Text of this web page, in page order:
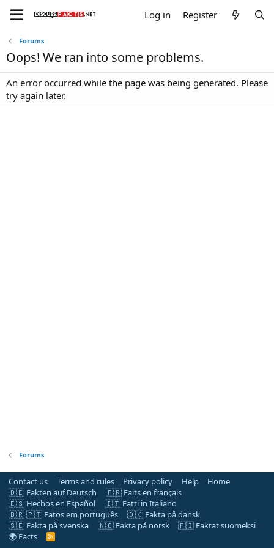
Log in Register
Forums
Oops! We ran into some problems.
An error occurred while the page was being generated. Please
try again later.
Forums
Contact us Terms and rules Privacy policy Help
Home
🇩🇪 Fakten auf Deutsch
🇫🇷 Faits en français
🇪🇸 Hechos en Español
🇮🇹 Fatti in Italiano
🇧🇷 🇵🇹 Fatos em português
🇩🇰 Fakta på dansk
🇸🇪 Fakta på svenska
🇳🇴 Fakta på norsk
🇫🇮 Faktat suomeksi
🌍 Facts
R